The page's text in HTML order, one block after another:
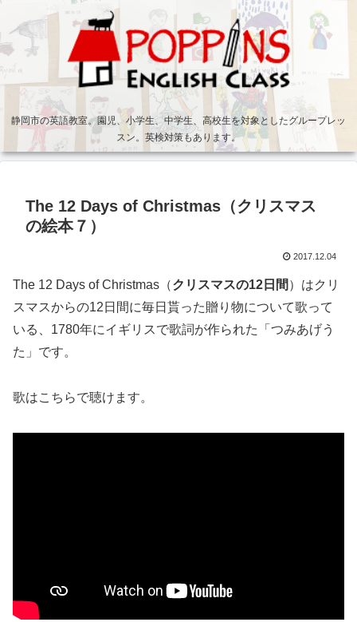
静岡市の英語教室。園児、小学生、中学生、高校生を対象としたグループレッ
スン。英検対策もあります。
The 12 Days of Christmas（クリスマス
の絵本７）
2017.12.04
The 12 Days of Christmas（クリスマスの12日間 ）はクリ
スマスからの12日間に毎日貰った贈り物について歌って
いる、1780年にイギリスで歌詞が作られた「つみあげう
た」です。
歌はこちらで聴けます。